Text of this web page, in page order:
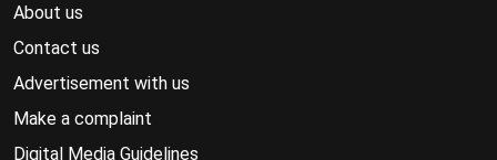
About us
Contact us
Advertisement with us
Make a complaint
Digital Media Guidelines